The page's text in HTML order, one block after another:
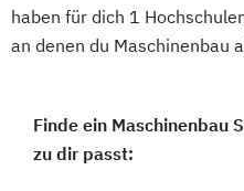
haben für dich 1
an denen du Maschinenbau
Finde ein Maschinenbau
zu dir passt: